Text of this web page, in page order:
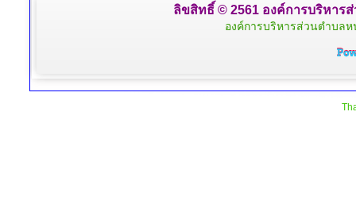
ลิขสิทธิ์ © 2561 องค์การบริหาร
องค์การบริหารส่วนตำบลห